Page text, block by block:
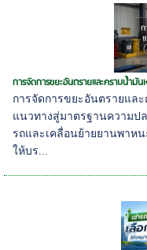
การจัดการขยะอันตรายและคราบน้ำมัน
การจัดการขยะอันตรายแล
แนวทางสู่มาตรฐานความป
รถและเคลื่อนย้ายยานพาห
ให้บร...